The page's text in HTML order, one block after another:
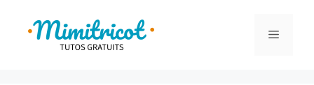
contenu
Menu